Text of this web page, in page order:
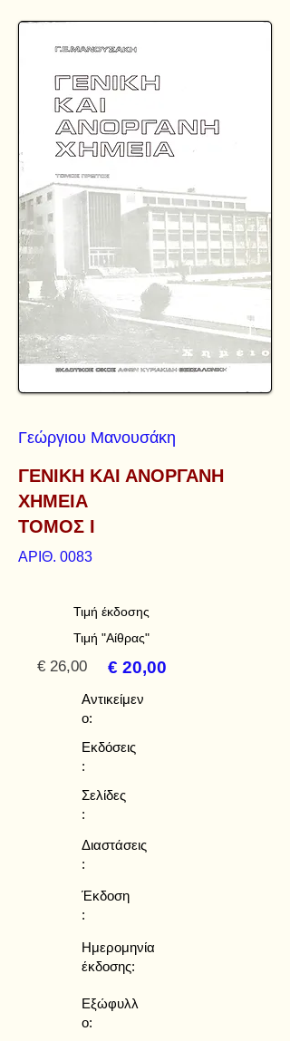
Γεώργιου Μανουσάκη
ΓΕΝΙΚΗ ΚΑΙ ΑΝΟΡΓΑΝΗ
ΧΗΜΕΙΑ
ΤΟΜΟΣ Ι
ΑΡΙΘ. 0083
Τιμή έκδοσης
Τιμή "Αίθρας"
€ 26,00 € 20,00
Αντικείμεν
ο:
Εκδόσεις
:
Σελίδες
:
Διαστάσεις
:
Έκδοση
:
Ημερομηνία
έκδοσης:
Εξώφυλλ
ο: